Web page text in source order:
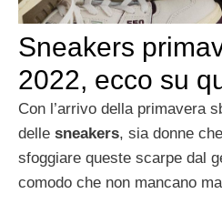
Sneakers
2022, ecco su
Con l’arrivo della primavera
delle sneakers, sia donne
sfoggiare queste scarpe dal
comodo che non mancano